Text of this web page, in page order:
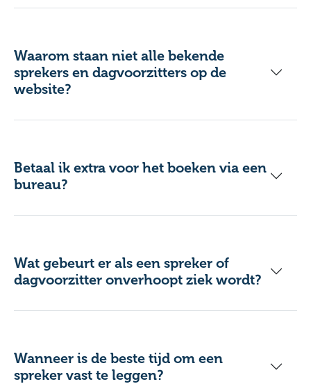
Waarom staan niet alle bekende
sprekers en dagvoorzitters op de
website?
Betaal ik extra voor het boeken via een
bureau?
Wat gebeurt er als een spreker of
dagvoorzitter onverhoopt ziek wordt?
Wanneer is de beste tijd om een
spreker vast te leggen?